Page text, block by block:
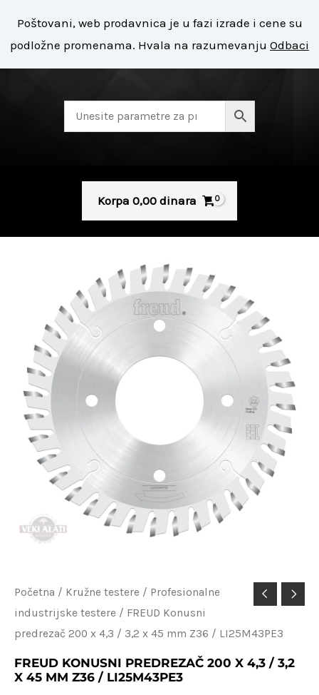
sadržaj
+ 381 11 8127 400
Korpa 0,00 dinara
Početna / Kružne testere / Profesionalne
industrijske testere / FREUD Konusni
predrezač 200 x 4,3 / 3,2 x 45 mm Z36 / LI25M43PE3
FREUD KONUSNI PREDREZAČ 200 X 4,3 / 3,2
X 45 MM Z36 / LI25M43PE3
FREUD
Konusni
predrezač
200
x
Poštovani, web prodavnica je u fazi izrade i cene su
podložne promenama. Hvala na razumevanju Odbaci